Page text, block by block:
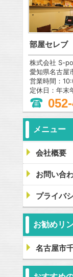
部屋セレブ
株式会社 S-
愛知県名古屋
営業時間：
定休日：年
メニュー
会社概要
お問い合
プライバ
お勧めリ
名古屋市